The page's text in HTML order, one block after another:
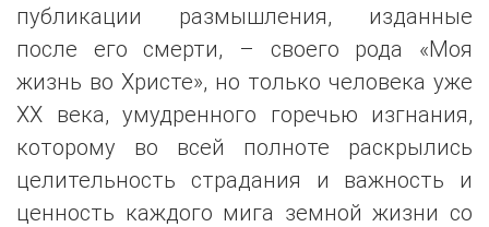
публикации размышления, изданные
после его смерти, – своего рода «Моя
жизнь во Христе», но только человека уже
XX века, умудренного горечью изгнания,
которому во всей полноте раскрылись
целительность страдания и важность и
ценность каждого мига земной жизни со